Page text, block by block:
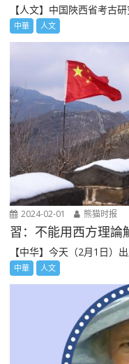
【人文】中国陜西省考古
中華 人文
2024-02-01 熊猫时报
習：不能用西方理論
【中华】今天（2月1日）
中華 人文